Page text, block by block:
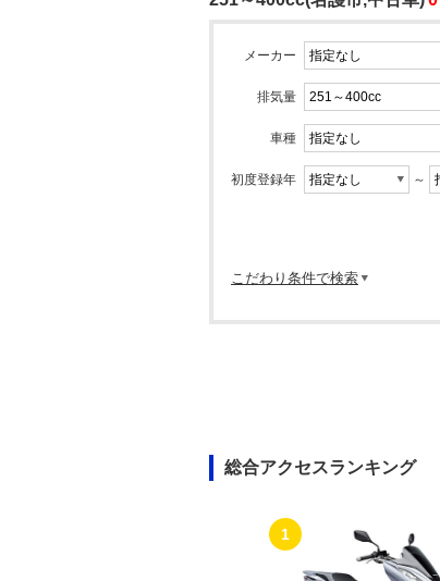
メーカー
排気量
車種
初度登録年 ～
こだわり条件で検索
総合アクセスランキング
1